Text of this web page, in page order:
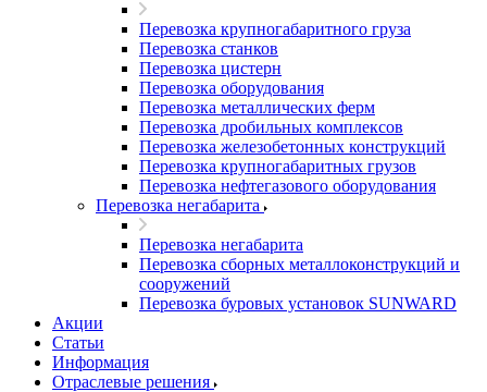
Перевозка крупногабаритного груза
Перевозка станков
Перевозка цистерн
Перевозка оборудования
Перевозка металлических ферм
Перевозка дробильных комплексов
Перевозка железобетонных конструкций
Перевозка крупногабаритных грузов
Перевозка нефтегазового оборудования
Перевозка негабарита
Перевозка негабарита
Перевозка сборных металлоконструкций и
сооружений
Перевозка буровых установок SUNWARD
Акции
Статьи
Информация
Отраслевые решения